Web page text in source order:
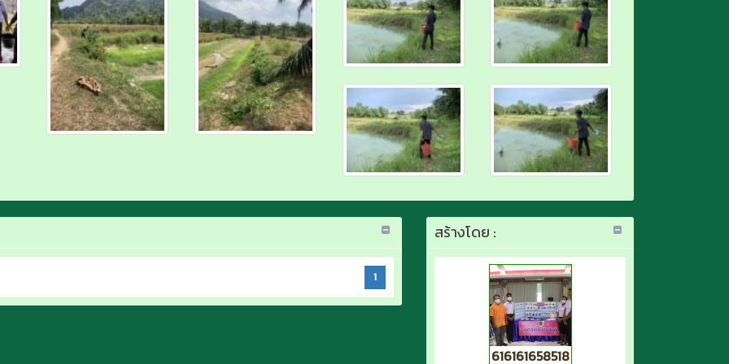
1
สร้างโดย :
616161658518